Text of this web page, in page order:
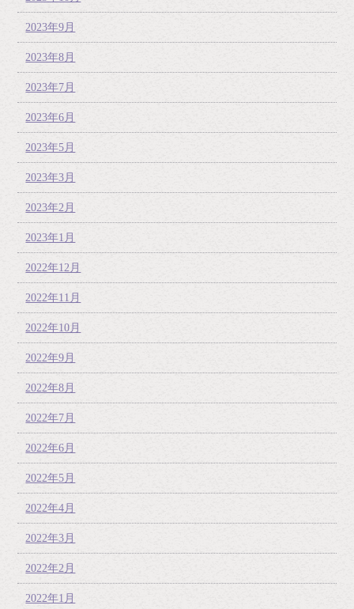
2023年9月
2023年8月
2023年7月
2023年6月
2023年5月
2023年3月
2023年2月
2023年1月
2022年12月
2022年11月
2022年10月
2022年9月
2022年8月
2022年7月
2022年6月
2022年5月
2022年4月
2022年3月
2022年2月
2022年1月